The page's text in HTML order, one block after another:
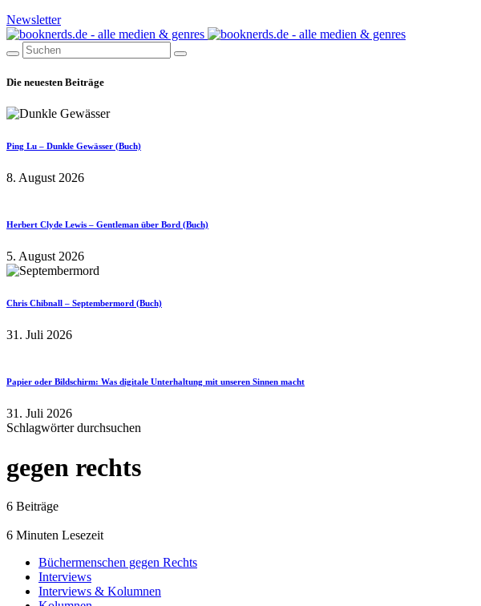
Newsletter
Die neuesten Beiträge
Ping Lu – Dunkle Gewässer (Buch)
8. August 2026
Herbert Clyde Lewis – Gentleman über Bord (Buch)
5. August 2026
Chris Chibnall – Septembermord (Buch)
31. Juli 2026
Papier oder Bildschirm: Was digitale Unterhaltung mit unseren Sinnen macht
31. Juli 2026
Schlagwörter durchsuchen
gegen rechts
6 Beiträge
6 Minuten Lesezeit
Büchermenschen gegen Rechts
Interviews
Interviews & Kolumnen